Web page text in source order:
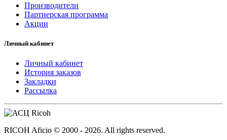
Производители
Партнерская программа
Акции
Личный кабинет
Личный кабинет
История заказов
Закладки
Рассылка
RICOH Aficio © 2000 - 2026. All rights reserved.